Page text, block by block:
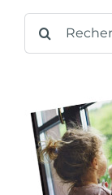
Rechercher: